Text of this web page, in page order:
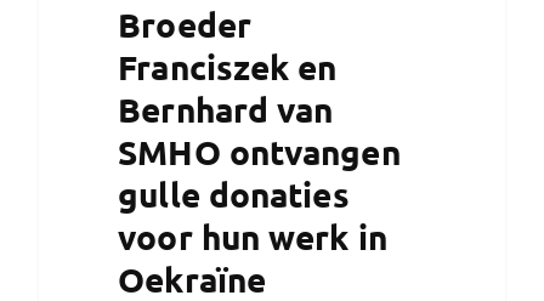
Broeder
Franciszek en
Bernhard van
SMHO ontvangen
gulle donaties
voor hun werk in
Oekraïne